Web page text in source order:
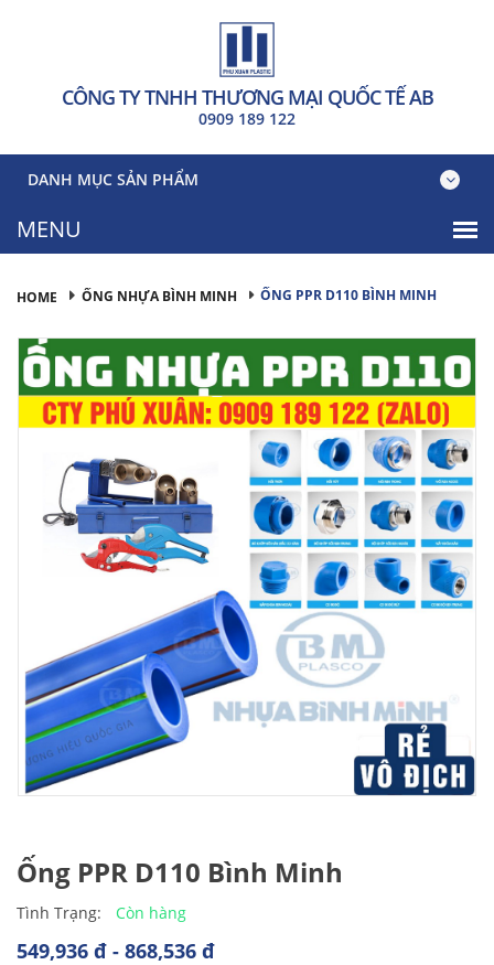
CÔNG TY TNHH THƯƠNG MẠI QUỐC TẾ AB
0909 189 122
DANH MỤC SẢN PHẨM
HOME ỐNG NHỰA BÌNH MINH ỐNG PPR D110 BÌNH MINH
Ống PPR D110 Bình Minh
Tình Trạng: Còn hàng
549,936 đ - 868,536 đ